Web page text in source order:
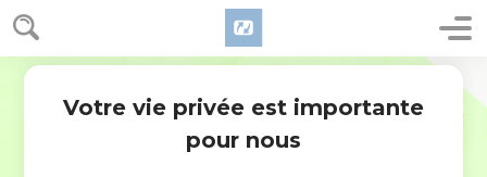
Votre vie privée est importante
pour nous